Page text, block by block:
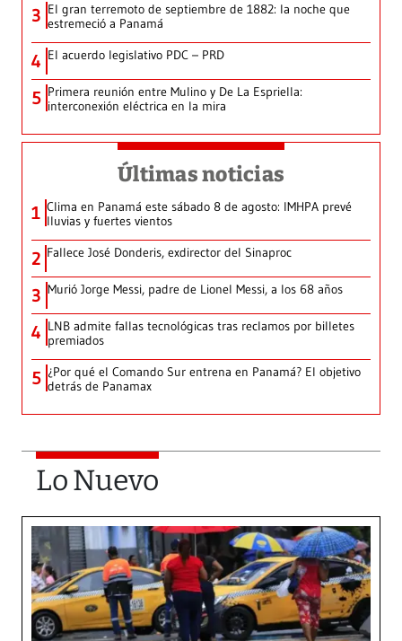
3 El gran terremoto de septiembre de 1882: la noche que
estremeció a Panamá
4 El acuerdo legislativo PDC – PRD
5 Primera reunión entre Mulino y De La Espriella:
interconexión eléctrica en la mira
Últimas noticias
1 Clima en Panamá este sábado 8 de agosto: IMHPA prevé
lluvias y fuertes vientos
2 Fallece José Donderis, exdirector del Sinaproc
3 Murió Jorge Messi, padre de Lionel Messi, a los 68 años
4 LNB admite fallas tecnológicas tras reclamos por billetes
premiados
5 ¿Por qué el Comando Sur entrena en Panamá? El objetivo
detrás de Panamax
Lo Nuevo